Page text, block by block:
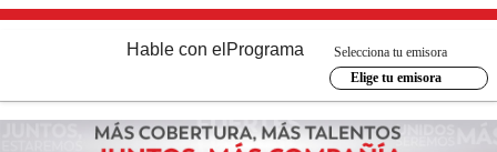
Hable con el Programa
Selecciona tu emisora
Elige tu emisora